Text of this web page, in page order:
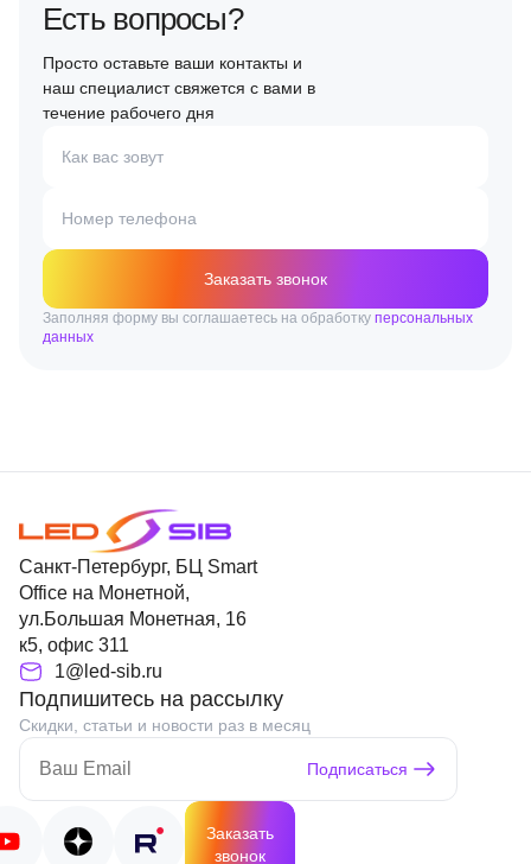
Есть вопросы?
Просто оставьте ваши контакты и
наш специалист свяжется с вами в
течение рабочего дня
Как вас зовут
Номер телефона
Заказать звонок
Заполняя форму вы соглашаетесь на обработку персональных
данных
Санкт-Петербург, БЦ Smart
Office на Монетной,
ул.Большая Монетная, 16
к5, офис 311
1@led-sib.ru
Подпишитесь на рассылку
Скидки, статьи и новости раз в месяц
Подписаться
Заказать
звонок